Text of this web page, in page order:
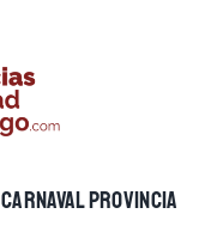
CARNAVALPROVINCIA